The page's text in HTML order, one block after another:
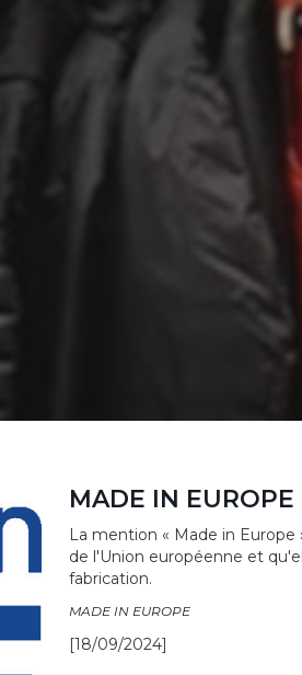
MADE IN EUROPE
La mention « Made in
de l'Union européenne et
fabrication.
MADE IN EUROPE
[18/09/2024]